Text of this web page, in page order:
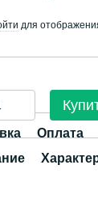
для
Оплата